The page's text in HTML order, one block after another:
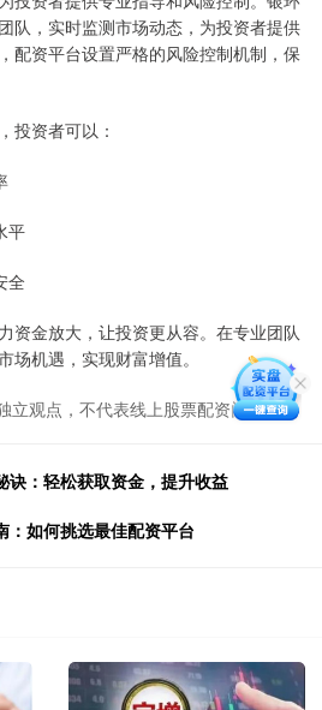
队，实时监测市场动态，为投资者提供
配资平台设置严格的风险控制机制，保
投资者可以：
平
全
资金放大，让投资更从容。在专业团队
场机遇，实现财富增值。
立观点，不代表线上股票配资门户观点
诀：轻松获取资金，提升收益
：如何挑选最佳配资平台